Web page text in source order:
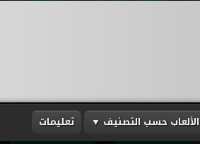
الألعاب حسب التصنيف ▼ تعليمات